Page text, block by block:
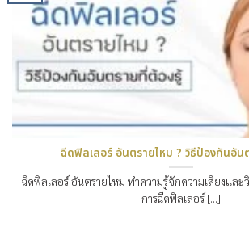
ฉีดฟิลเลอร์ อันตรายไหม ? วิธีป้องกันอัน
ฉีดฟิลเลอร์ อันตรายไหม ทำความรู้จักความเสี่ยงแล
การฉีดฟิลเลอร์ [...]